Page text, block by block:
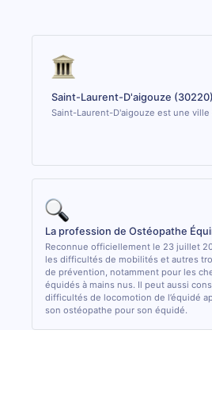
Saint-Laurent-D'aigouze (30220)
Saint-Laurent-D'aigouze est une
La profession de Ostéopathe
Reconnue officiellement le 23 juillet
les difficultés de mobilités et autres
de prévention, notamment pour les
équidés à mains nus. Il peut aussi
difficultés de locomotion de l’équidé
son ostéopathe pour son équidé.